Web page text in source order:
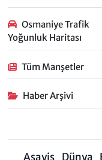
Osmaniye Trafik
Yoğunluk Haritası
Tüm Manşetler
Haber Arşivi
Asayiş Dünya